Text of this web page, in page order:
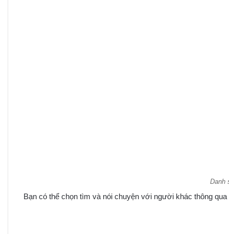
Danh
Bạn có thể chọn tìm và nói chuyện với người khác thông